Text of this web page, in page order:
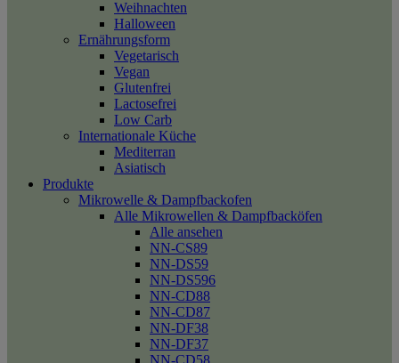
Weihnachten
Halloween
Ernährungsform
Vegetarisch
Vegan
Glutenfrei
Lactosefrei
Low Carb
Internationale Küche
Mediterran
Asiatisch
Produkte
Mikrowelle & Dampfbackofen
Alle Mikrowellen & Dampfbacköfen
Alle ansehen
NN-CS89
NN-DS59
NN-DS596
NN-CD88
NN-CD87
NN-DF38
NN-DF37
NN-CD58